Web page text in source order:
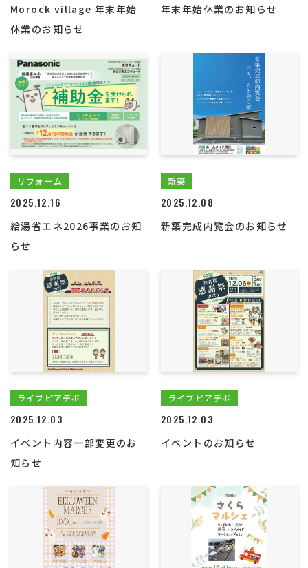
Morock village 年末年始
休業のお知らせ
年末年始休業のお知らせ
リフォーム
2025.12.16
給湯省エネ2026事業のお知
らせ
新築
2025.12.08
新築完成内覧会のお知らせ
ライブピアデポ
2025.12.03
イベント内容一部変更のお
知らせ
ライブピアデポ
2025.12.03
イベントのお知らせ